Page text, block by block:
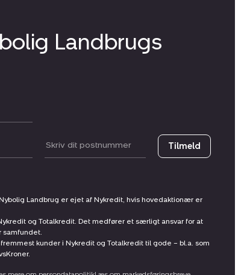
Landbrugs
Postnummer Tilmeld
Landbrug er ejet af Nykredit, hvis hovedaktionær er
og Totalkredit. Det medfører et særligt ansvar for at
samfundet.
kunder i Nykredit og Totalkredit til gode – bl.a. som